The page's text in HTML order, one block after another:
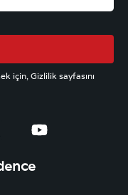
için, Gizlilik sayfasını